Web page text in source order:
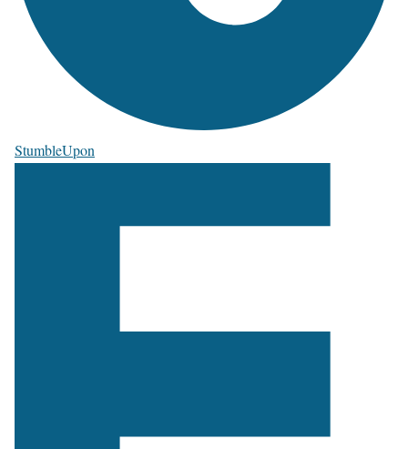
StumbleUpon